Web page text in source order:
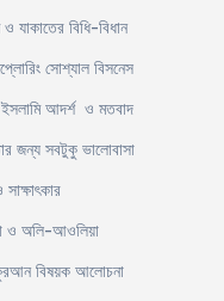
ও যাকাতের বিধি-বিধান
সোশ্যাল বিসনেস
ইসলামি আদর্শ ও মতবাদ
জন্য সবটুকু ভালোবাসা
ও অলি-আওলিয়া
বিষয়ক আলোচনা